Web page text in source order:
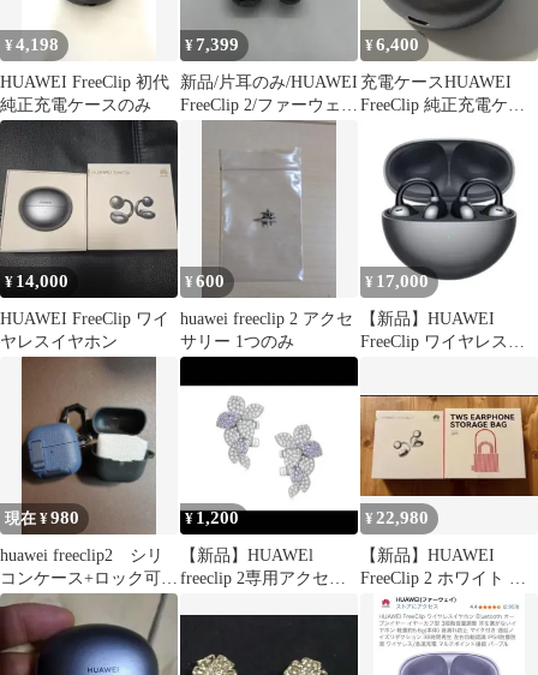
¥4,198
HUAWEI FreeClip 初代
純正充電ケースのみ
¥ 7,399
新品/片耳のみ/HUAWEI
FreeClip 2/ファーウェ
イ/ブラック/黒ら
¥6,400
⁠充電ケースHUAWEI
FreeClip 純正充電ケー
¥ 14,000
HUAWEI FreeClip ワイ
ヤレスイヤホン
¥600
huawei freeclip 2 アクセ
サリー 1つのみ
¥ 17,000
【新品】HUAWEI
FreeClip ワイヤレスイ
現在 ¥980
huawei freeclip2 シリ
コンケース+ロック可能
レザー調ケース
¥1,200
【新品】HUAWEl
freeclip 2専用アクセサ
¥ 22,980
【新品】HUAWEI
FreeClip 2 ホワイト ポ
ーチ付き